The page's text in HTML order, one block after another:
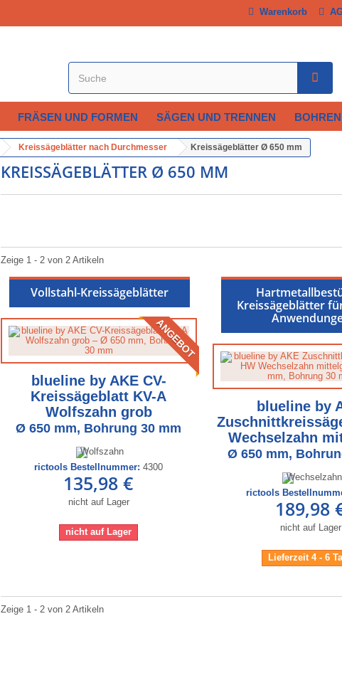
Warenkorb
FRÄSEN UND FORMEN SÄGEN UND TRENNEN BOHREN
Kreissägeblätter nach Durchmesser Kreissägeblätter Ø 650 mm
KREISSÄGEBLÄTTER Ø 650 MM
Zeige 1 - 2 von 2 Artikeln
Vollstahl-Kreissägeblätter
ANGEBOT
blueline by AKE CV-
Kreissägeblatt KV-A
Wolfszahn grob
Ø 650 mm, Bohrung 30 mm
rictools Bestellnummer:4300
135,98 €
nicht auf Lager
nicht auf Lager
Kreissägeblätter
blueline by
Wechselzahn
Ø 650 mm,
rictools
189,98
nicht auf Lager
Lieferzeit 4 - 6
Zeige 1 - 2 von 2 Artikeln